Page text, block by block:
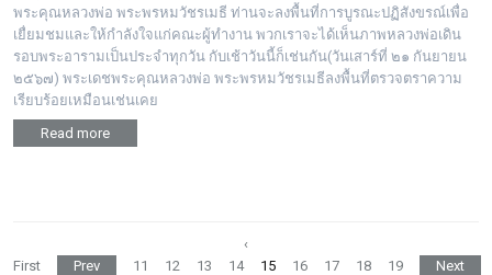
พระคุณหลวงพ่อ พระพรหมวัชรเมธี ท่านจะลงพื้นที่การบูรณะปฏิสังขรณ์เพื่อ
เยื่ยมชมและให้กำลังใจแก่คณะผู้ทำงาน พวกเราจะได้เห็นภาพหลวงพ่อเดิน
รอบพระอารามเป็นประจำทุกวัน กับเช้าวันนี้ก็เช่นกัน(วันเสาร์ที่ ๒๑ กันยายน
๒๕๖๗) พระเดชพระคุณหลวงพ่อ พระพรหมวัชรเมธีลงพื้นที่ตรวจตราความ
เรียบร้อยเหมือนเช่นเคย
Read more
‹
First
Prev 11 12 13 14 15 16 17 18 19
Next